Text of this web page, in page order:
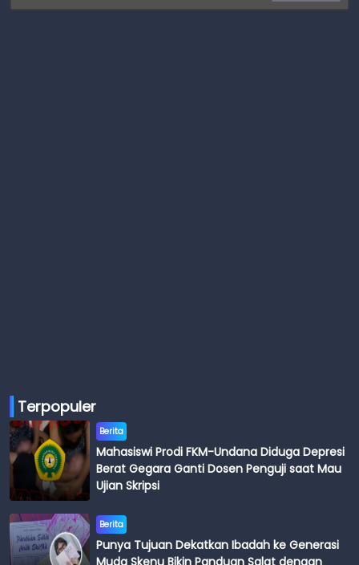
Terpopuler
Berita
Mahasiswi Prodi FKM-Undana Diduga Depresi
Berat Gegara Ganti Dosen Penguji saat Mau
Ujian Skripsi
Berita
Punya Tujuan Dekatkan Ibadah ke Generasi